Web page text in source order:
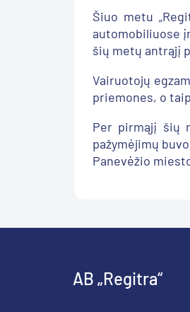
Šiuo metu
automobiliuose
šių metų antrąjį
Vairuotojų
priemones, o
Per pirmąjį šių
pažymėjimų
Panevėžio
AB „Regitra“